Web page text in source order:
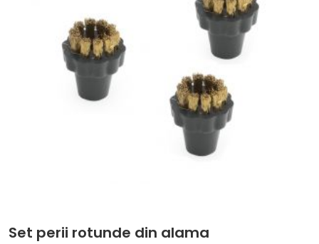
Set perii rotunde din alama